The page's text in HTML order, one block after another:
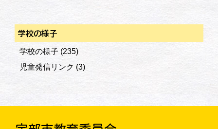
学校の様子
学校の様子 (235)
児童発信リンク (3)